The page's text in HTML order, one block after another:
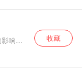
张？
？不
入别
响。
把握
能量
收藏